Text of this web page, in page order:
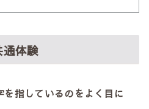
体験
を指しているのをよく目に